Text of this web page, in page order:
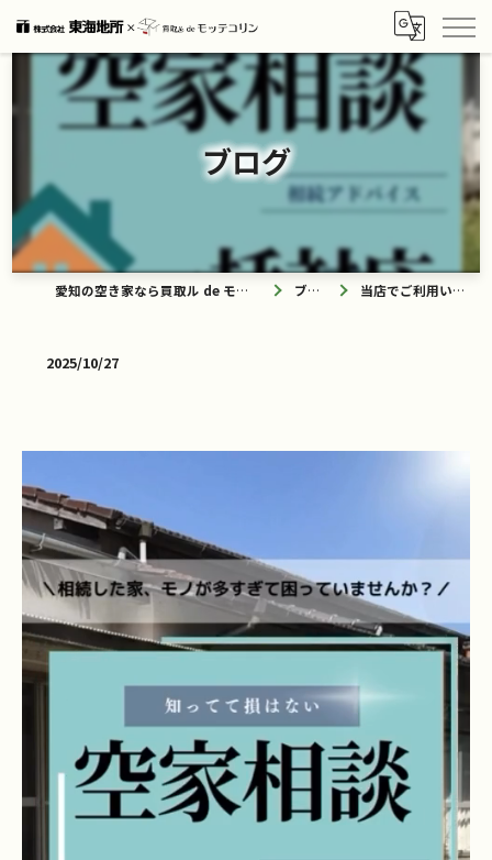
ブログ
愛知の空き家なら買取ル de モッテコリン ブログ 当店でご利用いただ…
2025/10/27